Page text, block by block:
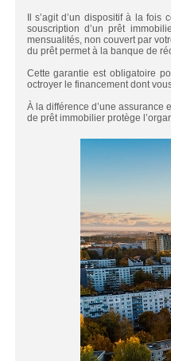
Il s’agit d’un dispositif à la
souscription d’un prêt
mensualités, non couvert par
du prêt permet à la banque de
Cette garantie est obligatoire
octroyer le financement dont
À la différence d’une assurance
de prêt immobilier protège